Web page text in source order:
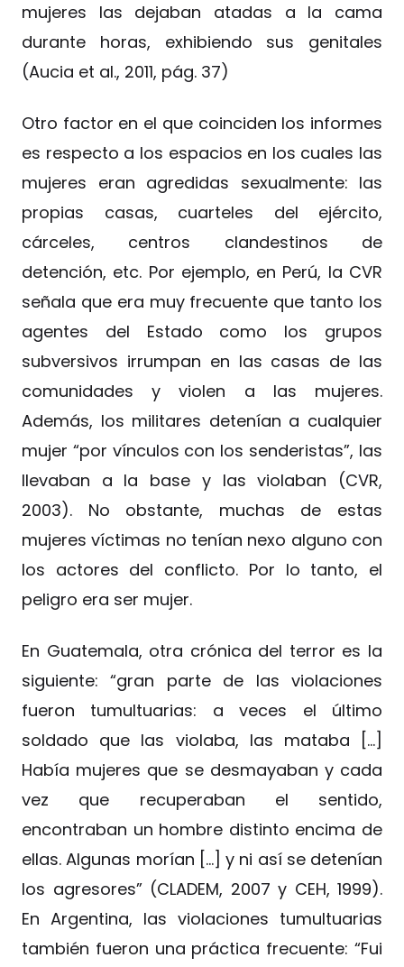
mujeres las dejaban atadas a la cama
durante horas, exhibiendo sus genitales
(Aucia et al., 2011, pág. 37)
Otro factor en el que coinciden los informes
es respecto a los espacios en los cuales las
mujeres eran agredidas sexualmente: las
propias casas, cuarteles del ejército,
cárceles, centros clandestinos de
detención, etc. Por ejemplo, en Perú, la CVR
señala que era muy frecuente que tanto los
agentes del Estado como los grupos
subversivos irrumpan en las casas de las
comunidades y violen a las mujeres.
Además, los militares detenían a cualquier
mujer “por vínculos con los senderistas”, las
llevaban a la base y las violaban (CVR,
2003). No obstante, muchas de estas
mujeres víctimas no tenían nexo alguno con
los actores del conflicto. Por lo tanto, el
peligro era ser mujer.
En Guatemala, otra crónica del terror es la
siguiente: “gran parte de las violaciones
fueron tumultuarias: a veces el último
soldado que las violaba, las mataba […]
Había mujeres que se desmayaban y cada
vez que recuperaban el sentido,
encontraban un hombre distinto encima de
ellas. Algunas morían […] y ni así se detenían
los agresores” (CLADEM, 2007 y CEH, 1999).
En Argentina, las violaciones tumultuarias
también fueron una práctica frecuente: “Fui